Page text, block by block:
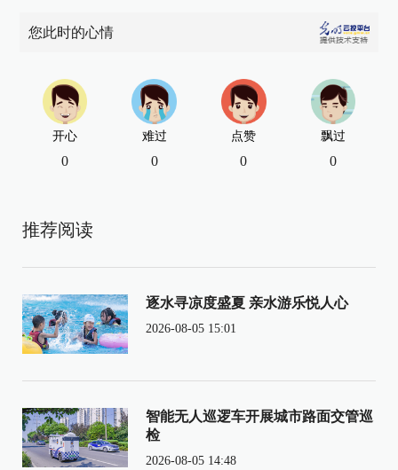
您此时的心情
开心
0
难过
0
点赞
0
飘过
0
推荐阅读
逐水寻凉度盛夏 亲水游乐悦人心
2026-08-05 15:01
智能无人巡逻车开展城市路面交管巡
检
2026-08-05 14:48